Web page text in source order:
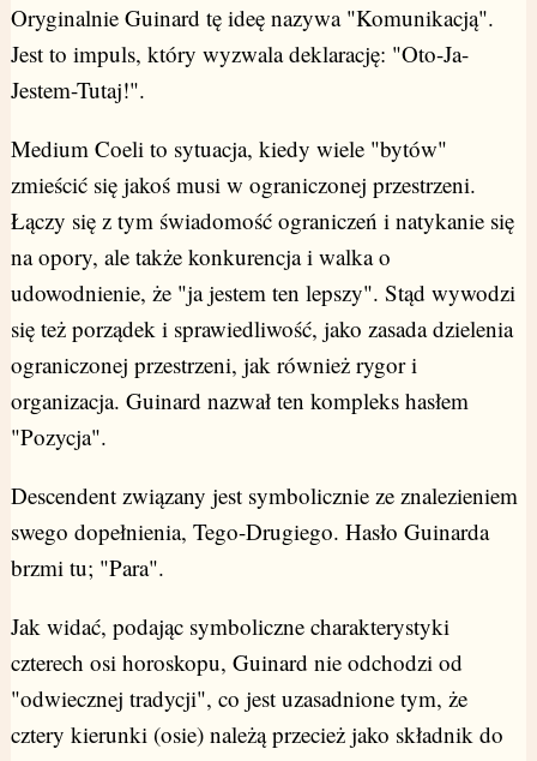
Oryginalnie Guinard tę ideę nazywa "Komunikacją".
Jest to impuls, który wyzwala deklarację: "Oto-Ja-
Jestem-Tutaj!".
Medium Coeli to sytuacja, kiedy wiele "bytów"
zmieścić się jakoś musi w ograniczonej przestrzeni.
Łączy się z tym świadomość ograniczeń i natykanie się
na opory, ale także konkurencja i walka o
udowodnienie, że "ja jestem ten lepszy". Stąd wywodzi
się też porządek i sprawiedliwość, jako zasada dzielenia
ograniczonej przestrzeni, jak również rygor i
organizacja. Guinard nazwał ten kompleks hasłem
"Pozycja".
Descendent związany jest symbolicznie ze znalezieniem
swego dopełnienia, Tego-Drugiego. Hasło Guinarda
brzmi tu; "Para".
Jak widać, podając symboliczne charakterystyki
czterech osi horoskopu, Guinard nie odchodzi od
"odwiecznej tradycji", co jest uzasadnione tym, że
cztery kierunki (osie) należą przecież jako składnik do